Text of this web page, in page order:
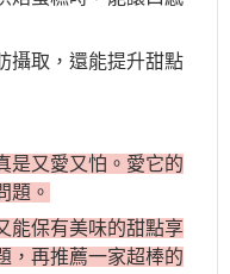
攝取，還能提升甜點
是又愛又怕。愛它的
題。
能保有美味的甜點享
， 再推薦一家超棒的